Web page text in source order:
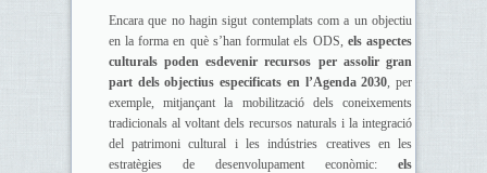
Encara que no hagin sigut contemplats com a un objectiu
en la forma en què s’han formulat els ODS, els aspectes
culturals poden esdevenir recursos per assolir gran
part dels objectius especificats en l’Agenda 2030, per
exemple, mitjançant la mobilització dels coneixements
tradicionals al voltant dels recursos naturals i la integració
del patrimoni cultural i les indústries creatives en les
estratègies de desenvolupament econòmic:els